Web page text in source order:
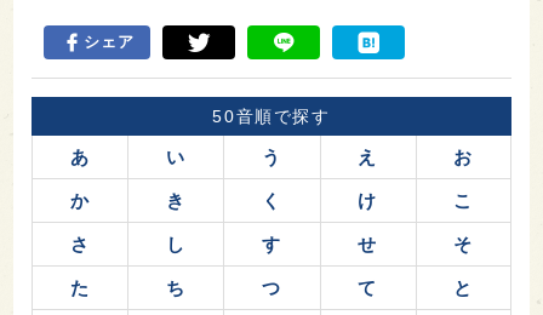
シェア
50音順で探す
あ い う え お
か き く け こ
さ し す せ そ
た ち つ て と